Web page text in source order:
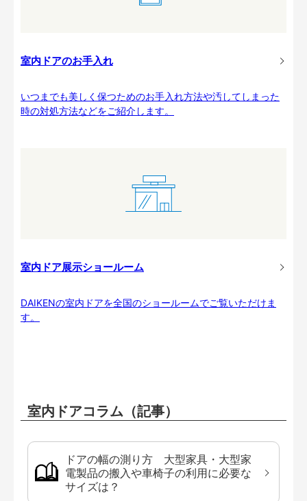
室内ドアのお手入れ
いつまでも美しく保つためのお手入れ方法や汚してしまった
時の対処方法などをご紹介します。
室内ドア展示ショールーム
DAIKENの室内ドアを全国のショールームでご覧いただけま
す。
室内ドアコラム（記事）
ドアの幅の測り方 大型家具・大型家
電製品の搬入や車椅子の利用に必要な
サイズは？